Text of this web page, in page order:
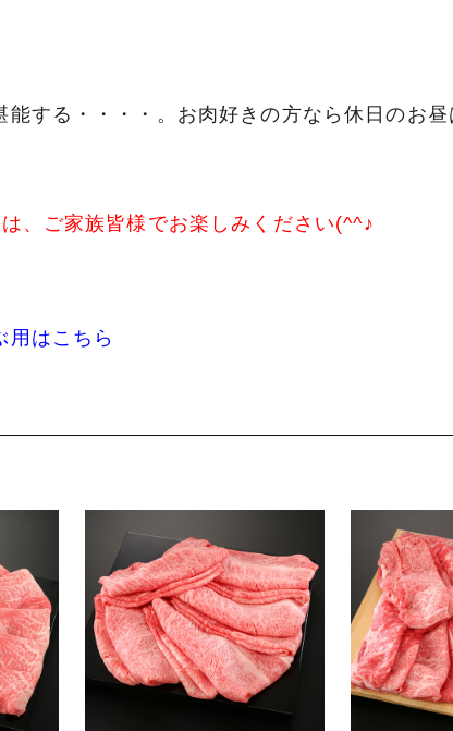
する・・・・。お肉好きの方なら休日のお
、ご家族皆様でお楽しみください(^^♪
用はこちら